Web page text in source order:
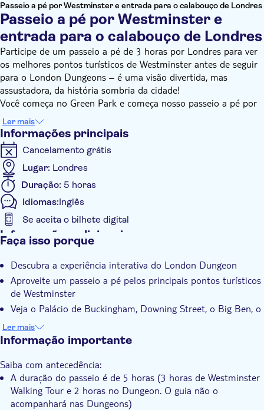
Passeio a pé por Westminster e entrada para o calabouço de Londres
Passeio a pé por Westminster e
entrada para o calabouço de Londres
Participe de um passeio a pé de 3 horas por Londres para ver
os melhores pontos turísticos de Westminster antes de seguir
para o London Dungeons – é uma visão divertida, mas
assustadora, da história sombria da cidade!
Você começa no Green Park e começa nosso passeio a pé por
Westminster. Ao longo do caminho, seu simpático guia local de
Londres mostrará pontos turísticos, incluindo o Palácio de
Buckingham (Troca da Guarda), Downing Street, Abadia de
Westminster, Big Ben, The London Eye, as Casas do
Parlamento e a Parliament Square.
Após seu passeio a pé, você seguirá para o infame London
Dungeon, onde artistas o levarão em uma jornada divertida
pela história horrível da cidade, de pragas a bruxas e alguns
dos assassinos mais notórios de Londres. Essa experiência dura
cerca de 90 minutos – prepare-se para se assustar!
Você pode escolher entre as seguintes opções disponíveis na
o tour privado, é necessário um mínimo de 2 adultos por
reserva.
Ler mais
Informações principais
Cancelamento grátis
Lugar: Londres
Duração: 5 horas
Idiomas:Inglês
Se aceita o bilhete digital
Informações adicionais
Taxas de entrada incluídas
Tour guiado
Grupo pequeno
Faça isso porque
Descubra a experiência interativa do London Dungeon
Aproveite um passeio a pé pelos principais pontos turísticos
de Westminster
Veja o Palácio de Buckingham, Downing Street, o Big Ben, o
London Eye, as Casas do Parlamento e a Praça do
Parlamento
Ler mais
Informação importante
Saiba com antecedência:
A duração do passeio é de 5 horas (3 horas de Westminster
Walking Tour e 2 horas no Dungeon. O guia não o
acompanhará nas Dungeons)